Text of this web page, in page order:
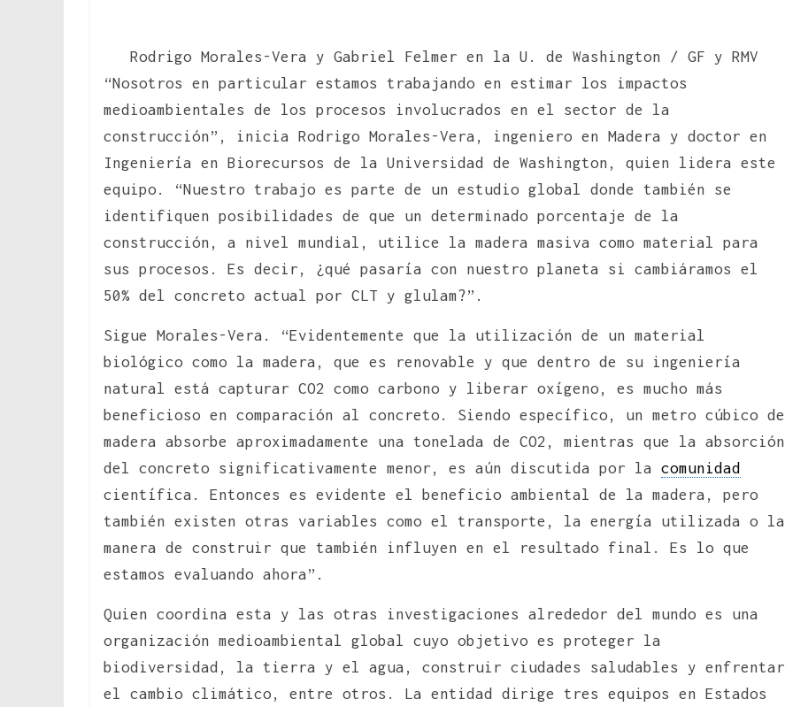
Rodrigo Morales-Vera y Gabriel Felmer en la U. de Washington / GF y RMV
“Nosotros en particular estamos trabajando en estimar los impactos
medioambientales de los procesos involucrados en el sector de la
construcción”, inicia Rodrigo Morales-Vera, ingeniero en Madera y doctor en
Ingeniería en Biorecursos de la Universidad de Washington, quien lidera este
equipo. “Nuestro trabajo es parte de un estudio global donde también se
identifiquen posibilidades de que un determinado porcentaje de la
construcción, a nivel mundial, utilice la madera masiva como material para
sus procesos. Es decir, ¿qué pasaría con nuestro planeta si cambiáramos el
50% del concreto actual por CLT y glulam?”.
Sigue Morales-Vera. “Evidentemente que la utilización de un material
biológico como la madera, que es renovable y que dentro de su ingeniería
natural está capturar CO2 como carbono y liberar oxígeno, es mucho más
beneficioso en comparación al concreto. Siendo específico, un metro cúbico de
madera absorbe aproximadamente una tonelada de CO2, mientras que la absorción
del concreto significativamente menor, es aún discutida por la comunidad
científica. Entonces es evidente el beneficio ambiental de la madera, pero
también existen otras variables como el transporte, la energía utilizada o la
manera de construir que también influyen en el resultado final. Es lo que
estamos evaluando ahora”.
Quien coordina esta y las otras investigaciones alrededor del mundo es una
organización medioambiental global cuyo objetivo es proteger la
biodiversidad, la tierra y el agua, construir ciudades saludables y enfrentar
el cambio climático, entre otros. La entidad dirige tres equipos en Estados